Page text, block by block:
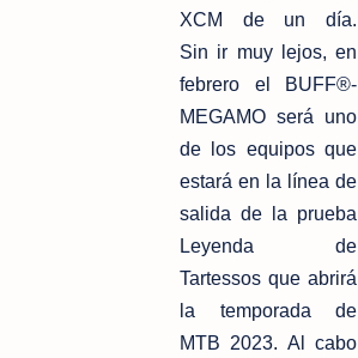
XCM de un día.
Sin ir muy lejos, en
febrero el BUFF®-
MEGAMO será uno
de los equipos que
estará en la línea de
salida de la prueba
Leyenda de
Tartessos que abrirá
la temporada de
MTB 2023. Al cabo